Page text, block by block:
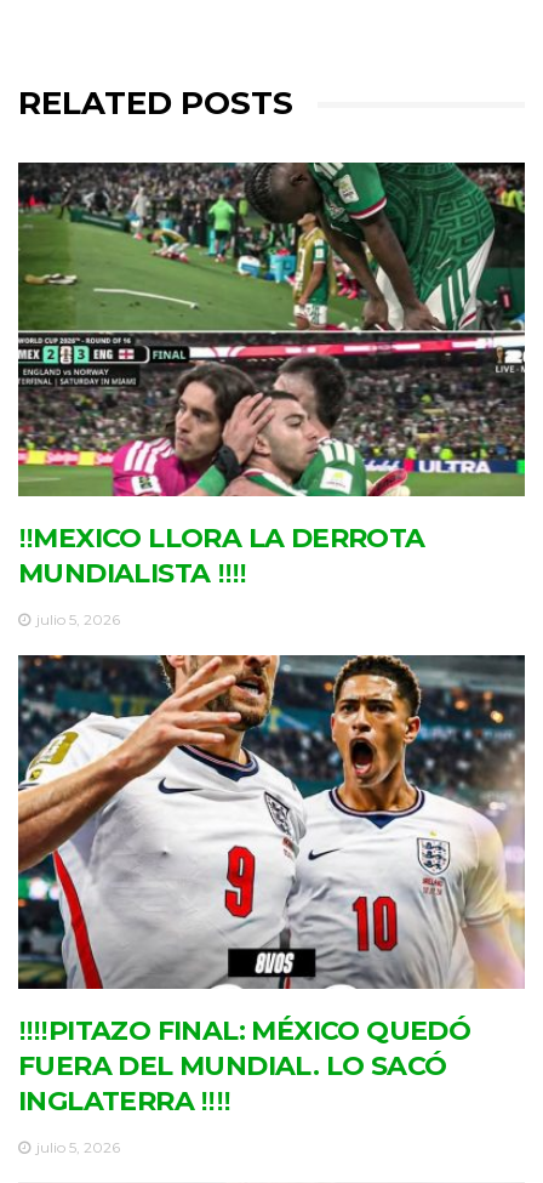
RELATED POSTS
‼MEXICO LLORA LA DERROTA
MUNDIALISTA ‼‼
julio 5, 2026
‼‼PITAZO FINAL: MÉXICO QUEDÓ
FUERA DEL MUNDIAL. LO SACÓ
INGLATERRA ‼‼
julio 5, 2026